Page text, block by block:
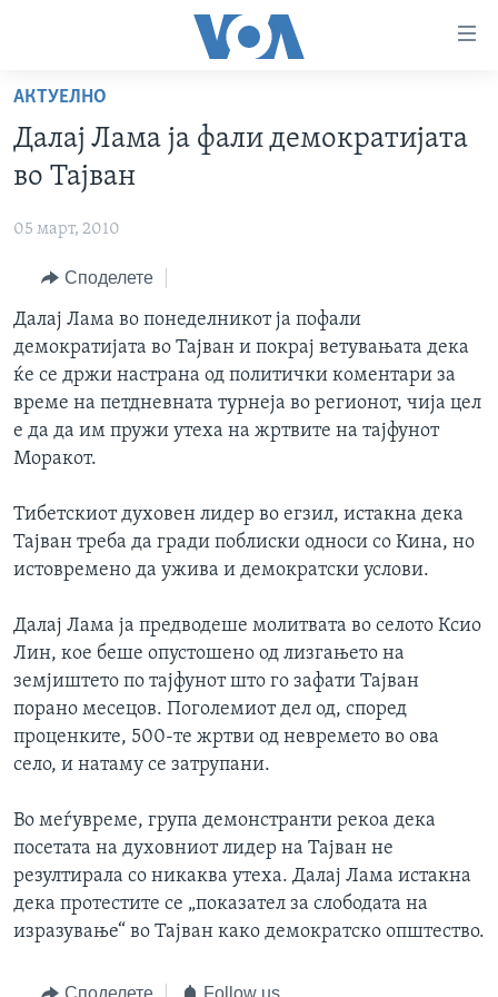
пристапност
Премини
на
главната
Премини
за
навигација
Пребарувај
РУБРИКИ
МАКЕДОНИЈА
СВЕТ
ЕКОНОМИЈА
ПОЛИТИКА
ЗДРАВЈЕ
НАУКА
ИНТЕРВЈУА
ФОТОГАЛЕРИИ
ДОКУМЕНТАРЦИ
АРХИВИРАНА ПРОГРАМА
NEWSFLASH - АРХИВА
ВЕСТИ ОД САД ВО МИНУТА - АРХИВА
ИЗБОРИ ВО САД 2020 - АРХИВА
ЗА НАС
Learning English
НАКУСО...
Јазици
АКТУЕЛНО
Далај Лама ја фали демократијата
во Тајван
05 март, 2010
Споделете
Далај Лама во понеделникот ја пофали
демократијата во Тајван и покрај ветувањата дека
ќе се држи настрана од политички коментари за
време на петдневната турнеја во регионот, чија цел
е да да им пружи утеха на жртвите на тајфунот
Моракот.
Тибетскиот духовен лидер во егзил, истакна дека
Тајван треба да гради поблиски односи со Кина, но
истовремено да ужива и демократски услови.
Далај Лама ја предводеше молитвата во селото Ксио
Лин, кое беше опустошено од лизгањето на
земјиштето по тајфунот што го зафати Тајван
порано месецов. Поголемиот дел од, според
проценките, 500-те жртви од невремето во ова
село, и натаму се затрупани.
Во меѓувреме, група демонстранти рекоа дека
посетата на духовниот лидер на Тајван не
резултирала со никаква утеха. Далај Лама истакна
дека протестите се „показател за слободата на
изразување“ во Тајван како демократско општество.
Споделете Follow us